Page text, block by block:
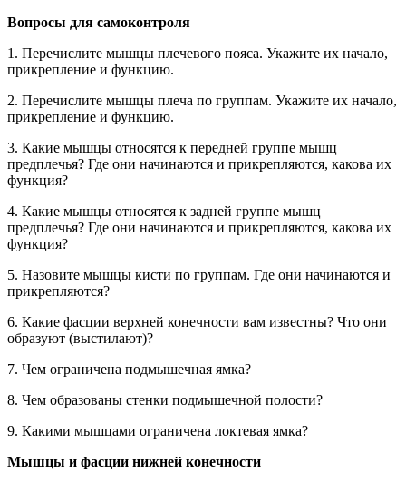
Вопросы для самоконтроля
1. Перечислите мышцы плечевого пояса. Укажите их начало,
прикрепление и функцию.
2. Перечислите мышцы плеча по группам. Укажите их начало,
прикрепление и функцию.
3. Какие мышцы относятся к передней группе мышц
предплечья? Где они начинаются и прикрепляются, какова их
функция?
4. Какие мышцы относятся к задней группе мышц
предплечья? Где они начинаются и прикрепляются, какова их
функция?
5. Назовите мышцы кисти по группам. Где они начинаются и
прикрепляются?
6. Какие фасции верхней конечности вам известны? Что они
образуют (выстилают)?
7. Чем ограничена подмышечная ямка?
8. Чем образованы стенки подмышечной полости?
9. Какими мышцами ограничена локтевая ямка?
Мышцы и фасции нижней конечности